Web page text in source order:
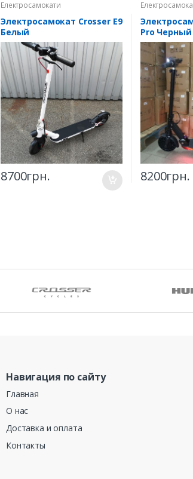
Електросамокати
Электросамокат Crosser Е9
Белый
8700грн.
Pro Черный
8200грн.
Навигация по сайту
Главная
О нас
Доставка и оплата
Контакты